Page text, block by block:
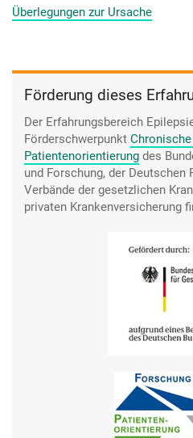
vielleicht wäre es dann nicht
dass ich hohes Fieber hatte, und
Fieberkrampf. Aber man weiß
Überlegungen zur Ursache
Förderung dieses
Der Erfahrungsbereich
Förderschwerpunkt
Patientenorientierung des
und Forschung, der Deutschen
Verbände der gesetzlichen
privaten Krankenversicherung